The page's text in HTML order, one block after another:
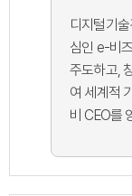
디지털기
심인 e-비
주도하고,
여 세계적
비 CEO를